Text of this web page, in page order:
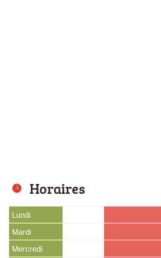
Horaires
Lundi
Mardi
Mercredi